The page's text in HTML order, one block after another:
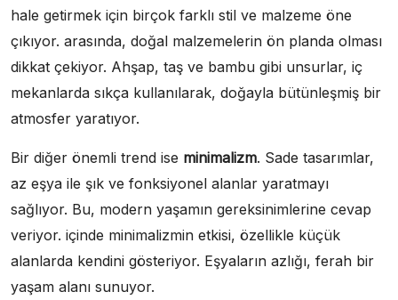
hale getirmek için birçok farklı stil ve malzeme öne
çıkıyor. arasında, doğal malzemelerin ön planda olması
dikkat çekiyor. Ahşap, taş ve bambu gibi unsurlar, iç
mekanlarda sıkça kullanılarak, doğayla bütünleşmiş bir
atmosfer yaratıyor.
Bir diğer önemli trend ise minimalizm. Sade tasarımlar,
az eşya ile şık ve fonksiyonel alanlar yaratmayı
sağlıyor. Bu, modern yaşamın gereksinimlerine cevap
veriyor. içinde minimalizmin etkisi, özellikle küçük
alanlarda kendini gösteriyor. Eşyaların azlığı, ferah bir
yaşam alanı sunuyor.